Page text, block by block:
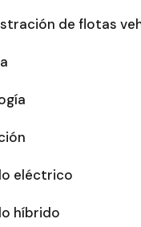
de flotas
eléctrico
híbrido